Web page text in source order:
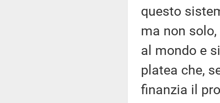
questo
ma non
al mondo e
platea che,
finanzia il